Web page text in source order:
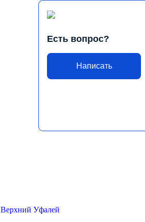
Есть вопрос?
Написать
Верхний Уфалей